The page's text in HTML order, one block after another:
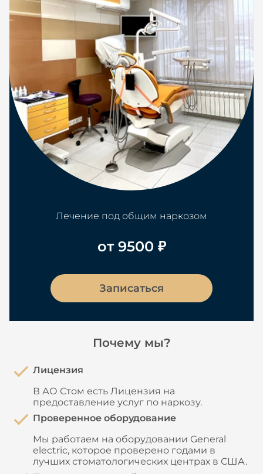
Лечение под общим наркозом
от 9500 ₽
Записаться
Почему мы?
Лицензия
В АО Стом есть Лицензия на
предоставление услуг по наркозу.
Проверенное оборудование
Мы работаем на оборудовании General
electric, которое проверено годами в
лучших стоматологических центрах в США.